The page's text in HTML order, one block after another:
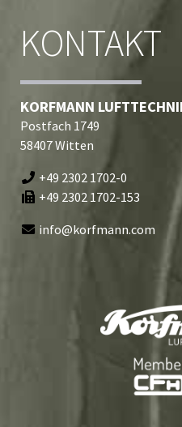
KONTAKT
KORFMANN
Postfach 1749
58407 Witten
+49 2302 1702-0
+49 2302 1702-153
info@korfmann.com